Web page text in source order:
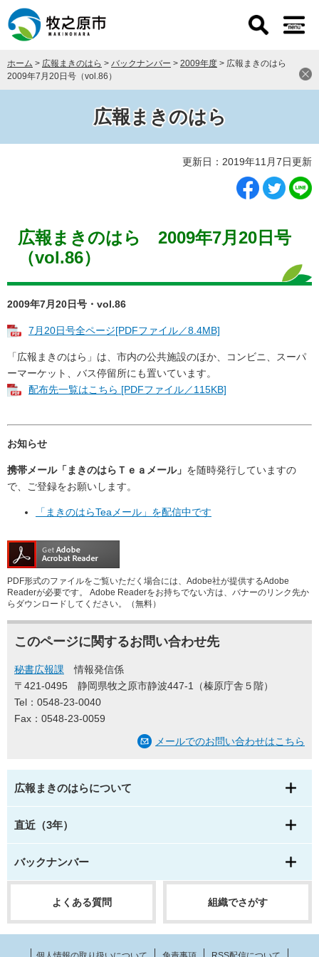
ー
先
頭
ニ
を
飛
本
ホーム > 広報まきのはら > バックナンバー > 2009年度 > 広報まきのはら
2009年7月20日号（vol.86）
広報まきのはら
更新日：2019年11月7日更新
広報まきのはら 2009年7月20日号
（vol.86）
2009年7月20日号・vol.86
7月20日号全ページ[PDFファイル／8.4MB]
「広報まきのはら」は、市内の公共施設のほか、コンビニ、スーパ
ーマーケット、バス停留所にも置いています。
配布先一覧はこちら [PDFファイル／115KB]
お知らせ
携帯メール「まきのはらＴｅａメール」 を随時発行していますの
で、ご登録をお願いします。
「まきのはらTeaメール」を配信中です
PDF形式のファイルをご覧いただく場合には、Adobe社が提供するAdobe
Readerが必要です。
Adobe Readerをお持ちでない方は、バナーのリンク先か
らダウンロードしてください。（無料）
このページに関するお問い合わせ先
秘書広報課
情報発信係
〒421-0495
静岡県牧之原市静波447-1（榛原庁舎５階）
Tel：0548-23-0040
Fax：0548-23-0059
メールでのお問い合わせはこちら
広報まきのはらについて
直近（3年）
バックナンバー
よくある質問 組織でさがす